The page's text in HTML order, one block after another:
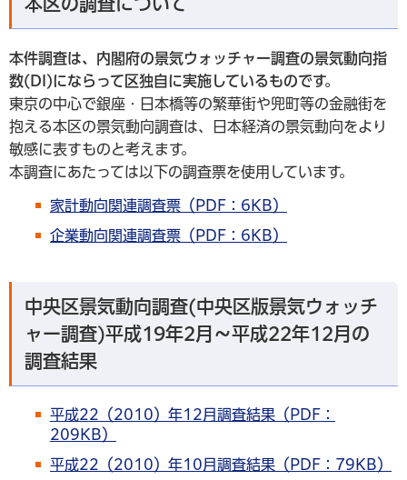
本区の調査について
本件調査は、内閣府の景気ウォッチャー調査の景気動向指
数(DI)にならって区独自に実施しているものです。
東京の中心で銀座・日本橋等の繁華街や兜町等の金融街を
抱える本区の景気動向調査は、日本経済の景気動向をより
敏感に表すものと考えます。
本調査にあたっては以下の調査票を使用しています。
家計動向関連調査票（PDF：6KB）
企業動向関連調査票（PDF：6KB）
中央区景気動向調査(中央区版景気ウォッチ
ャー調査)平成19年2月～平成22年12月の
調査結果
平成22（2010）年12月調査結果（PDF：
209KB）
平成22（2010）年10月調査結果（PDF：79KB）